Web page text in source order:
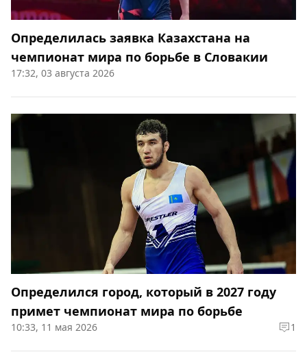
Определилась заявка Казахстана на
чемпионат мира по борьбе в Словакии
17:32, 03 августа 2026
Определился город, который в 2027 году
примет чемпионат мира по борьбе
10:33, 11 мая 2026 1